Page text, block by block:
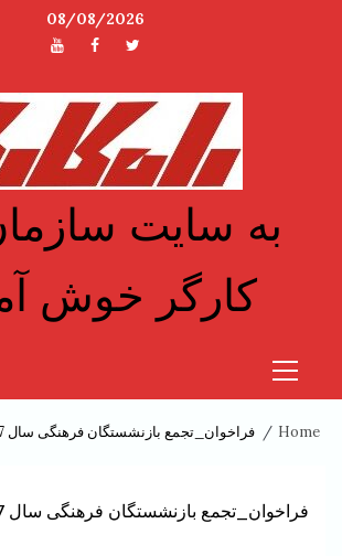
08/08/2026
توئیترفیسبوکیوتیوب
به سایت
کارگر خوش
Primary
Home فراخوان_تجمع بازنشستگان فرهنگی سال 97 !!!
فراخوان_تجمع بازنشستگان فرهنگی سال 97 !!!